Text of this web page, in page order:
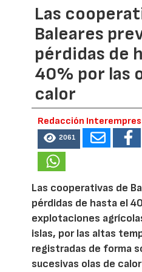
Las
Baleares
pérdidas de
40% por las
calor
Redacción
2061
Las cooperativas de
pérdidas de hasta el
explotaciones
islas, por las altas
registradas de forma
sucesivas olas de